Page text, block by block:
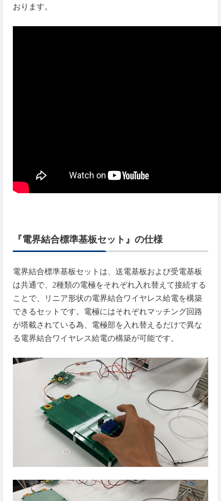
おります。
『電界結合標準基板セット』の仕様
電界結合標準基板セットは、送電基板および受電基板
は共通で、 2種類の電極をそれぞれ入れ替えて接続する
ことで、リニア形状の電界結合ワイヤレス給電を構築
できるセットです。電極にはそれぞれマッチング回路
が塔載されている為、電極部を入れ替えるだけで異な
る電界結合ワイヤレス給電の構築が可能です。